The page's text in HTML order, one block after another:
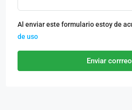
Al enviar este formulario estoy de
de uso
Enviar corrreo